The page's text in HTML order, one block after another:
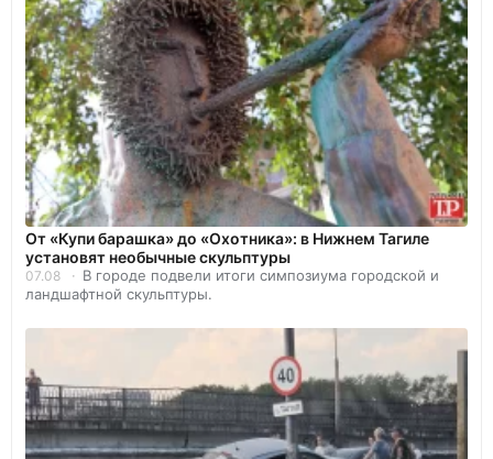
От «Купи барашка» до «Охотника»: в Нижнем Тагиле
установят необычные скульптуры
07.08
В городе подвели итоги симпозиума городской и
ландшафтной скульптуры.